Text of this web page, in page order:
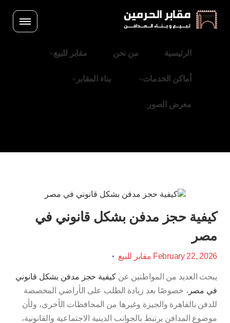
الرئيسية من نحن مقابر للبيع
أماكن الخدمات بناء المقابر
معرض الصور
كيفية حجز مدفن بشكل قانوني في
مصر
February 22, 2026 مقابر للبيع
يبحث العديد من المواطنين عنكيفية حجز مدفن بشكل قانوني
في مصر ، خصوصًا بعد زيادة الطلب على الأراضي المخصصة
للدفن بالقاهرة والجيزة وغيرها من المحافظات الأخرى، ولأن
موضوع المدافن يرتبط بالجوانب الدينية الاجتماعية والقانونية،